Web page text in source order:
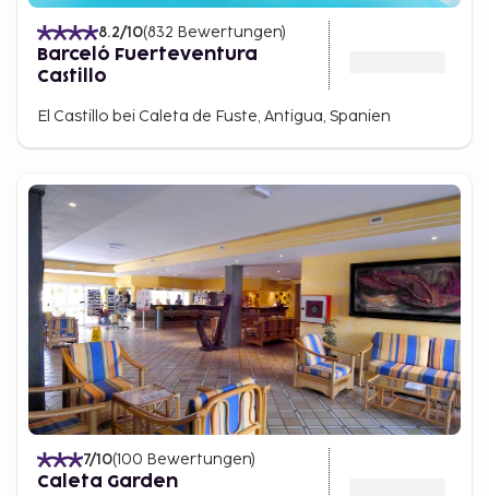
8.2/10(832 Bewertungen)
Barceló Fuerteventura
Castillo
El Castillo bei Caleta de Fuste, Antigua, Spanien
7/10(100 Bewertungen)
Caleta Garden